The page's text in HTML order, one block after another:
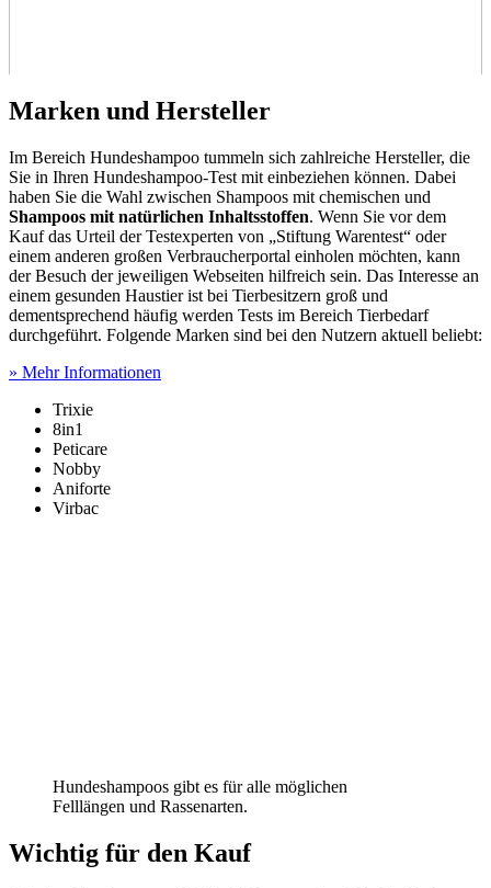
Marken und Hersteller
Im Bereich Hundeshampoo tummeln sich zahlreiche Hersteller, die
Sie in Ihren Hundeshampoo-Test mit einbeziehen können. Dabei
haben Sie die Wahl zwischen Shampoos mit chemischen und
Shampoos mit natürlichen Inhaltsstoffen. Wenn Sie vor dem
Kauf das Urteil der Testexperten von „Stiftung Warentest“ oder
einem anderen großen Verbraucherportal einholen möchten, kann
der Besuch der jeweiligen Webseiten hilfreich sein. Das Interesse an
einem gesunden Haustier ist bei Tierbesitzern groß und
dementsprechend häufig werden Tests im Bereich Tierbedarf
durchgeführt. Folgende Marken sind bei den Nutzern aktuell beliebt:
» Mehr Informationen
Trixie
8in1
Peticare
Nobby
Aniforte
Virbac
Hundeshampoos gibt es für alle möglichen
Felllängen und Rassenarten.
Wichtig für den Kauf